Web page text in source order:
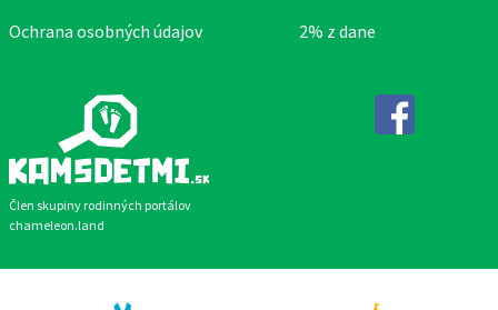
Člen skupiny rodinných portálov
chameleon.land
Ochrana osobných údajov
2% z dane